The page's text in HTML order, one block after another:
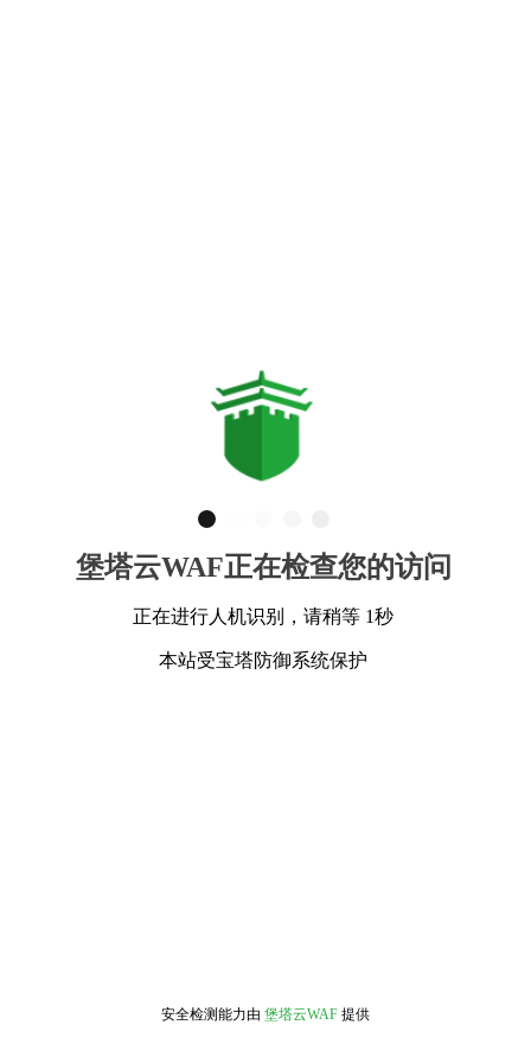
堡塔云WAF正在检查您的访问
正在进行人机识别，请稍等 1秒
本站受宝塔防御系统保护
安全检测能力由 堡塔云WAF 提供